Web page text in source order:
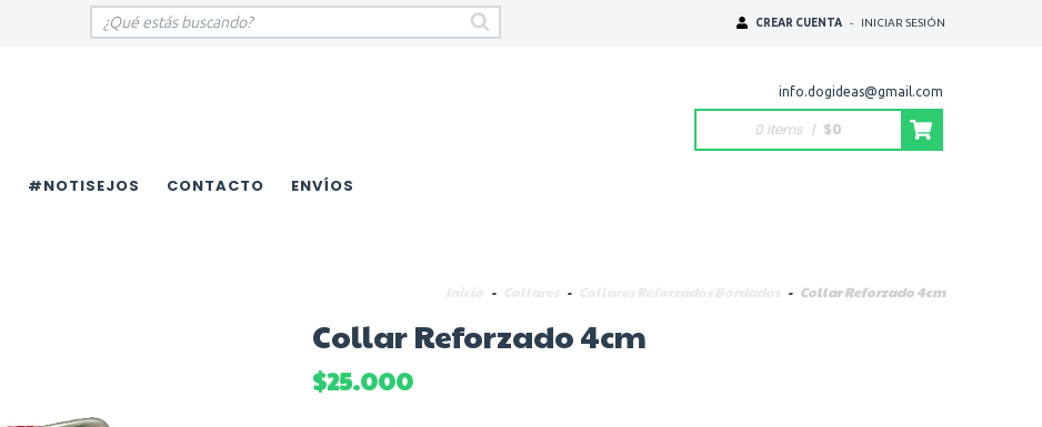
CREAR CUENTA - INICIAR SESIÓN
info.dogideas@gmail.com
0 Items | $0
#NOTISEJOS CONTACTO ENVÍOS
- - - Collar Reforzado 4cm
Collar Reforzado 4cm
$25.000